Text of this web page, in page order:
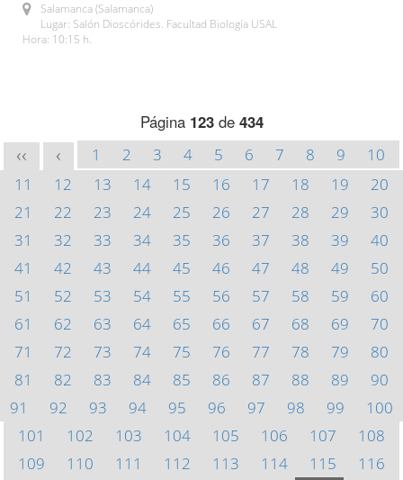
Salamanca (Salamanca)
Lugar: Salón Dioscórides. Facultad Biología USAL
Hora: 10:15 h.
Página 123de 434
<< < 1 2 3 4 5 6 7 8 9
10
11
12 13 14 15 16 17 18 19
20
21
22 23 24 25 26 27 28 29
30
31
32 33 34 35 36 37 38 39
40
41
42 43 44 45 46 47 48 49
50
51
52 53 54 55 56 57 58 59
60
61
62 63 64 65 66 67 68 69
70
71
72 73 74 75 76 77 78 79
80
81
82 83 84 85 86 87 88 89
90
91
92 93 94 95 96 97 98 99
100
101
102 103 104 105 106 107
108
109
110 111 112 113 114 115
116